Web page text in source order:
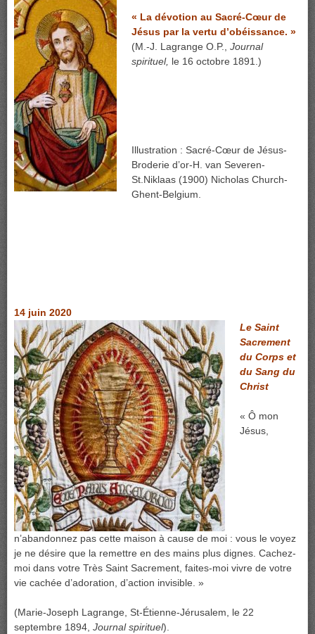
« La dévotion au Sacré-Cœur de
Jésus par la vertu d’obéissance. »
(M.-J. Lagrange O.P., Journal
spirituel, le 16 octobre 1891.)
Illustration : Sacré-Cœur de Jésus-
Broderie d’or-H. van Severen-
St.Niklaas (1900) Nicholas Church-
Ghent-Belgium.
14 juin 2020
Le Saint
Sacrement
du Corps et
du Sang du
Christ
« Ô mon
Jésus,
n’abandonnez pas cette maison à cause de moi : vous le voyez
je ne désire que la remettre en des mains plus dignes. Cachez-
moi dans votre Très Saint Sacrement, faites-moi vivre de votre
vie cachée d’adoration, d’action invisible. »
(Marie-Joseph Lagrange, St-Étienne-Jérusalem, le 22
septembre 1894, Journal spirituel).